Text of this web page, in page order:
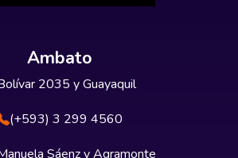
Ambato
2035 y Guayaquil
(+593) 3 299 4560
Sáenz y Agramonte